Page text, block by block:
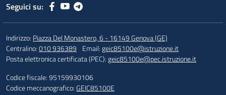
Seguici su:
Indirizzo: Piazza Del Monastero, 6 - 16149 Genova (GE)
Centralino:010 936389 Email:geic85100e@istruzione.it
Posta elettronica certificata (PEC):geic85100e@pec.istruzione.it
Codice fiscale: 95159930106
Codice meccanografico:GEIC85100E